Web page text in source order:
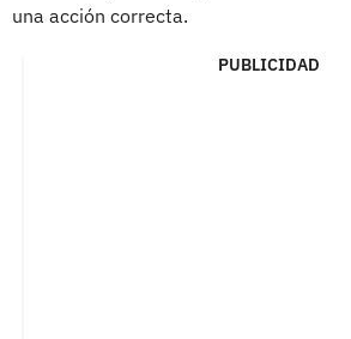
una acción correcta.
PUBLICIDAD